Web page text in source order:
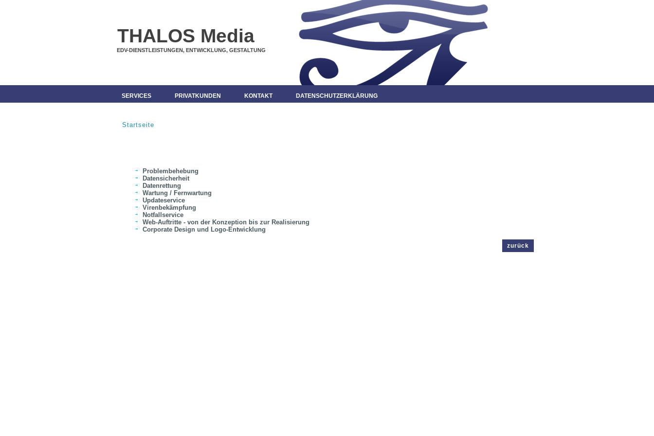
THALOS Media
EDV-DIENSTLEISTUNGEN, ENTWICKLUNG, GESTALTUNG
SERVICES PRIVATKUNDEN KONTAKT DATENSCHUTZERKLÄRUNG
Startseite
Problembehebung
Datensicherheit
Datenrettung
Wartung / Fernwartung
Updateservice
Virenbekämpfung
Notfallservice
Web-Auftritte - von der Konzeption bis zur Realisierung
Corporate Design und Logo-Entwicklung
zurück